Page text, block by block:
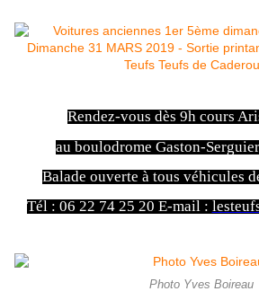
Rendez-vous dès 9h cours
au boulodrome Gaston-
Balade ouverte à tous véhicules
Tél : 06 22 74 25 20 E-mail :
Photo Yves Boireau